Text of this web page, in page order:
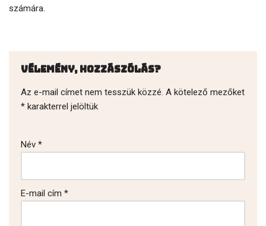
számára.
Vélemény, hozzászólás?
Az e-mail címet nem tesszük közzé. A kötelező mezőket
* karakterrel jelöltük
Név *
E-mail cím *